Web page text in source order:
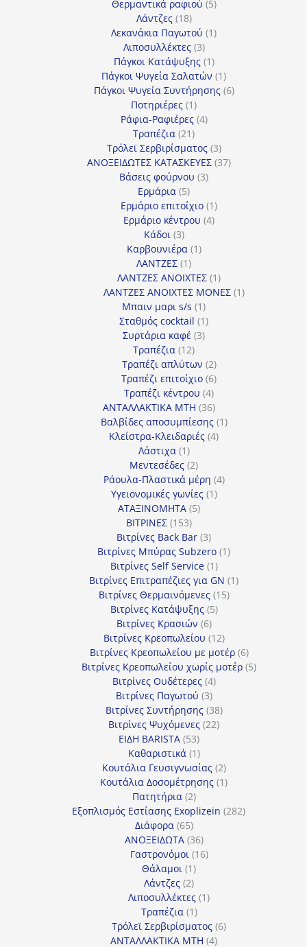
προϊόντα
Θερμαντικά ραφιού 55
Λάντζες 1818
προϊόντα
Λεκανάκια Παγωτού 11
Λιποσυλλέκτες 33
προϊόντα
Πάγκοι Κατάψυξης 11
προϊόν
Πάγκοι Ψυγεία Σαλατών 11
προϊόν
Πάγκοι Ψυγεία Συντήρησης 66
Ποτηριέρες 11
προϊόν
Ράφια-Ραφιέρες 44
Τραπέζια 2121
προϊόντα
Τρόλεϊ Σερβιρίσματος 33
προϊόντα
ΑΝΟΞΕΙΔΩΤΕΣ ΚΑΤΑΣΚΕΥΕΣ 3737
Βάσεις φούρνου 33
Ερμάρια 55
προϊόντα
Ερμάριο επιτοίχιο 11
προϊόν
Ερμάριο κέντρου 44
Κάδοι 33
προϊόντα
Καρβουνιέρα 11
ΛΑΝΤΖΕΣ 11
προϊόν
ΛΑΝΤΖΕΣ ΑΝΟΙΧΤΕΣ 11
προϊόν
ΛΑΝΤΖΕΣ ΑΝΟΙΧΤΕΣ ΜΟΝΕΣ 11
Μπαιν μαρι s/s 11
προϊόν
Σταθμός cocktail 11
Συρτάρια καφέ 33
Τραπέζια 1212
προϊόντα
Τραπέζι απλύτων 22
προϊόντα
Τραπέζι επιτοίχιο 66
προϊόντα
Τραπέζι κέντρου 44
προϊόντα
ΑΝΤΑΛΛΑΚΤΙΚΑ MTH 3636
προϊόντα
Βαλβίδες αποσυμπίεσης 11
Κλείστρα-Κλειδαριές 44
Λάστιχα 11
προϊόν
Μεντεσέδες 22
προϊόντα
Ράουλα-Πλαστικά μέρη 44
Υγειονομικές γωνίες 11
ΑΤΑΞΙΝΟΜΗΤΑ 55
ΒΙΤΡΙΝΕΣ 153153
προϊόντα
Βιτρίνες Back Bar 33
προϊόντα
Βιτρίνες Mπύρας Subzero 11
Βιτρίνες Self Service 11
προϊόν
Βιτρίνες Επιτραπέζιες για GN 11
Βιτρίνες Θερμαινόμενες 1515
Βιτρίνες Κατάψυξης 55
Βιτρίνες Κρασιών 66
προϊόντα
Βιτρίνες Κρεοπωλείου 1212
προϊόντα
Βιτρίνες Κρεοπωλείου με μοτέρ 66
προϊόντα
Βιτρίνες Κρεοπωλείου χωρίς μοτέρ 55
Βιτρίνες Ουδέτερες 44
προϊόντα
Βιτρίνες Παγωτού 33
προϊόντα
Βιτρίνες Συντήρησης 3838
προϊόντα
Βιτρίνες Ψυχόμενες 2222
ΕΙΔΗ BARISTA 5353
προϊόντα
Καθαριστικά 11
προϊόν
Κουτάλια Γευσιγνωσίας 22
προϊόντα
Κουτάλια Δοσομέτρησης 11
Πατητήρια 22
προϊόντα
Εξοπλισμός Εστίασης Exoplizein 282282
Διάφορα 6565
προϊόντα
ΑΝΟΞΕΙΔΩΤΑ 3636
προϊόντα
Γαστρονόμοι 1616
Θάλαμοι 11
προϊόν
Λάντζες 22
προϊόντα
Λιποσυλλέκτες 11
Τραπέζια 11
προϊόν
Τρόλεϊ Σερβιρίσματος 66
ΑΝΤΑΛΛΑΚΤΙΚΑ MTH 44